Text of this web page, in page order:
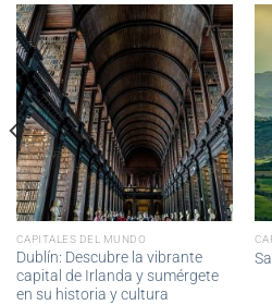
CAPITALES DEL MUNDO
Dublín: Descubre la vibrante
capital de Irlanda y sumérgete
en su historia y cultura